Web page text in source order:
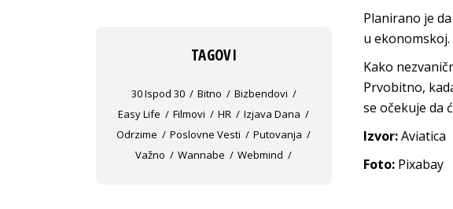
Planirano je
u ekonomskoj.
Kako
Prvobitno,
se očekuje da
Izvor:Aviatica
Foto: Pixabay
TAGOVI
30 Ispod 30 Bitno
Bizbendovi
Easy Life
Filmovi HR
Izjava Dana
Odrzime
Poslovne Vesti
Putovanja
Važno
Wannabe Webmind